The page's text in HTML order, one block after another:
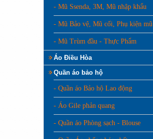
- Mũ Ssenda, 3M, Mũ nhập khẩu
- Mũ Bảo vệ, Mũ cối, Phụ kiện mũ
- Mũ Trùm đầu - Thực Phẩm
Áo Điều Hòa
Quần áo bảo hộ
- Quần áo Bảo hộ Lao động
- Áo Gile phản quang
- Quần áo Phòng sạch - Blouse